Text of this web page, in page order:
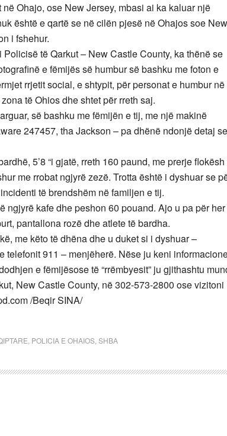
Ohajo, ose New Jersey, mbasi ai ka kaluar një
është e qartë se në cilën pjesë në Ohajos soe New
i fshehur.
të Qarkut – New Castle County, ka thënë se
e fëmijës së humbur së bashku me foton e
rrjetit social, e shtypit, për personat e humbur në
të Ohios dhe shtet për rreth saj.
së bashku me fëmijën e tij, me një makinë
247457, tha Jackson – pa dhënë ndonjë detaj se
5’8 “i gjatë, rreth 160 paund, me prerje flokësh
me rrobat ngjyrë zezë. Trotta është i dyshuar se
të brendshëm në familjen e tij.
ngjyrë kafe dhe peshon 60 pouand. Ajo u pa për
pantallona rozë dhe atlete të bardha.
me këto të dhëna dhe u duket si i dyshuar –
telefonit 911 – menjëherë. Nëse ju keni
e fëmijësose të “rrëmbyesit” ju gjithashtu
New Castle County, në 302-573-2800 ose vizitoni
/Beqir SINA/
POLICIA E OHAIOS SHBA